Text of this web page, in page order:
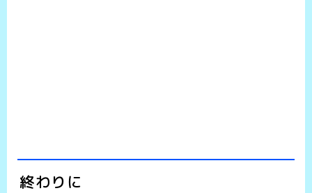
終わりに